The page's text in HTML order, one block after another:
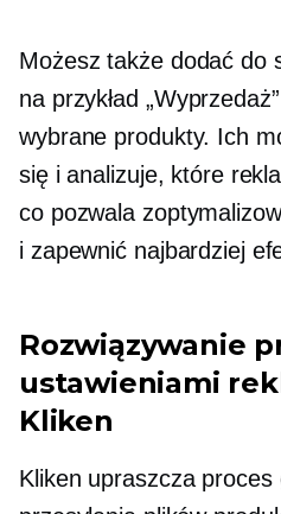
Możesz także dodać do
na przykład
wybrane produkty. Ich
się i analizuje, które
co pozwala
i zapewnić najbardziej
Rozwiązywanie
ustawieniami
Kliken
Kliken upraszcza proces